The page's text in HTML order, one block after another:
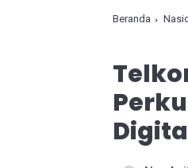
Beranda